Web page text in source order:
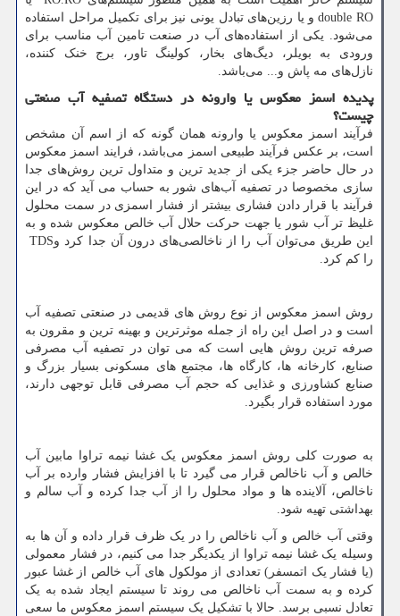
double RO و یا رزین‌های تبادل یونی نیز برای تکمیل مراحل استفاده
می‌شود. یکی از استفاده‌های آب در صنعت تامین آب مناسب برای
ورودی به بویلر، دیگ‌های بخار، کولینگ تاور، برج خنک کننده،
نازل‌های مه پاش و... می‌باشد.
پدیده اسمز معکوس یا وارونه در دستگاه تصفیه آب صنعتی
چیست؟
فرآیند اسمز معكوس یا وارونه همان گونه كه از اسم آن مشخص
است، بر عکس فرآیند طبیعی اسمز می‌باشد، فرایند اسمز معکوس
در حال حاضر جزء یكی از جدید ترین و متداول ترین روش‌های جدا
سازی مخصوصا در تصفیه آب‌های شور به حساب می آید که در این
فرآیند با قرار دادن فشاری بیشتر از فشار اسمزی در سمت محلول
غلیظ تر آب شور یا جهت حركت حلال آب خالص معکوس شده و به
این طریق می‌توان آب را از ناخالصی‌های درون آن جدا كرد وTDS
را کم کرد.
روش اسمز معکوس از نوع روش های قدیمی در صنعتی تصفیه آب
است و در اصل این راه از جمله موثرترین و بهینه ترین و مقرون به
صرفه ترین روش هایی است که می توان در تصفیه آب مصرفی
صنایع، کارخانه ها، کارگاه ها، مجتمع های مسکونی بسیار بزرگ و
صنایع کشاورزی و غذایی که حجم آب مصرفی قابل توجهی دارند،
مورد استفاده قرار بگیرد.
به صورت کلی روش اسمز معکوس یک غشا نیمه تراوا مابین آب
خالص و آب ناخالص قرار می گیرد تا با افزایش فشار وارده بر آب
ناخالص، آلاینده ها و مواد محلول را از آب جدا کرده و آب سالم و
بهداشتی تهیه شود.
وقتی آب خالص و آب ناخالص را در یک ظرف قرار داده و آن ها به
وسیله یک غشا نیمه تراوا از یکدیگر جدا می کنیم، در فشار معمولی
(یا فشار یک اتمسفر) تعدادی از مولکول های آب خالص از غشا عبور
کرده و به سمت آب ناخالص می روند تا سیستم ایجاد شده به یک
تعادل نسبی برسد. حالا با تشکیل یک سیستم اسمز معکوس ما سعی